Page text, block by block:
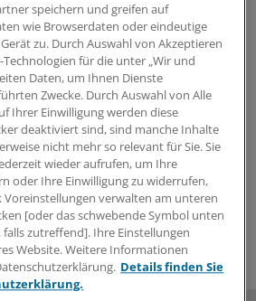
Zweckmäßigkeit
erste Prüfanträge zu
mit der Erstattung
nicht richtig warm
sie das konkrete
offenbar genauer ins Visier.
speichern und greifen auf
wie Browserdaten oder eindeutige
zu. Durch Auswahl von Akzeptieren
für die unter „Wir und
Daten, um Ihnen Dienste
Zwecke. Durch Auswahl von Alle
Ihrer Einwilligung werden diese
deaktiviert sind, sind manche Inhalte
nicht mehr so relevant für Sie. Sie
wieder aufrufen, um Ihre
oder Ihre Einwilligung zu widerrufen,
Voreinstellungen verwalten am unteren
[oder das schwebende Symbol unten
falls zutreffend]. Ihre Einstellungen
Website. Weitere Informationen
Details finden Sie